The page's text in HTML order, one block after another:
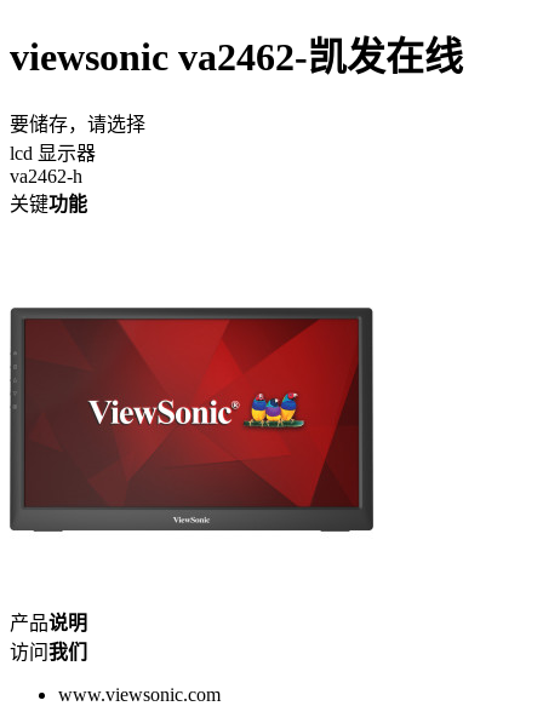
viewsonic va2462-凯发在线
要储存，请选择
lcd 显示器
va2462-h
关键功能
产品说明
访问我们
www.viewsonic.com